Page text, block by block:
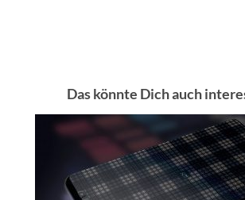
Das könnte Dich auch